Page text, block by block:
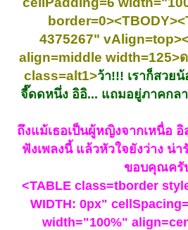
4375267"
align=middle width=125>
class=alt1>ว้า!!! เราก็สวย
จี๊ดดหนึ่ง อิอิ... แถมอยู่ภาคกล
ถึงแม้เธอเป็นผู้หญิงจากเหนื่อ
ฟังเพลงนี้ แล้วหัวใจยังว่าง น่
ขอบคุณครั
<TABLE class=tborder
WIDTH: 0px"
width="100%"